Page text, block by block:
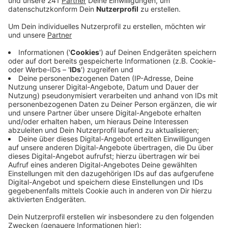
Anzeige
Deswegen wird es in der zweiten Aprilhälfte eine
Bevölkerungs-Befragung geben. Hier können dann
Bürger ihre Gedanken zur Mobilität im Oberbergischen
los werden. Das Thema bringt nämlich
Herausforderungen mit sich. So ist Oberberg
besonders groß und ländlich geprägt, sagt Planungs-
Dezernent Frank Herhaus. Man müsse einen Weg
finden Mobilität sinnvoll und auch über Kreisgrenzen
hinaus umzusetzen. Ab sofort gibt es eine Ideenkarte
auf der Projekt-Homepage, über die sich Oberberger
jetzt schon in die Planung einbringen können. Eine
Teilnahme ist noch bis Mitte Mai möglich. Der Prozess
der Konzept-Erarbeitung soll bis Ende 2024
abgeschlossen sein.